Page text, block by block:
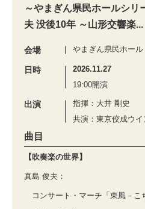
～やまぎん県民ホールシ
夫 没後10年 ～山形交響楽...
会場 やまぎん県民ホール
日時
2026.11.27
19:00開演
出演
指揮：大井 剛史
共演：東京佼成ウ
曲目
【吹奏楽の世界】
真島 俊夫：
コンサート・マーチ「東風－こ